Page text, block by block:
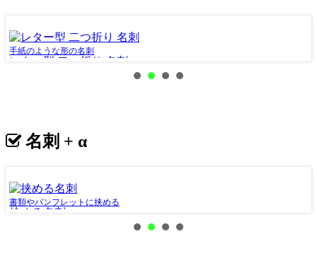
手紙のような形の名刺
レター型 二つ折り 名刺
名刺 + α
書類やパンフレットに挟める
挟める名刺